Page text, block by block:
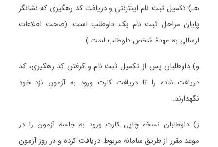
هـ) تکمیل ثبت نام اینترنتی و دریافت کد رهگیری که نشانگر
پایان مراحل ثبت نام یک داوطلب است. (صحت اطلاعات
ارسالی به عهدۀ شخص داوطلب است.)
و) داوطلبان پس از تکمیل ثبت نام و گرفتن کد رهگیری، کد
دریافت شده را تا دریافت کارت ورود به آزمون نزد خود
نگهدارند.
ز) داوطلبان نسخه چاپی کارت ورود به جلسه آزمون را در
موعد مقرر از طریق سامانه مربوط دریافت کرده و در روز آزمون